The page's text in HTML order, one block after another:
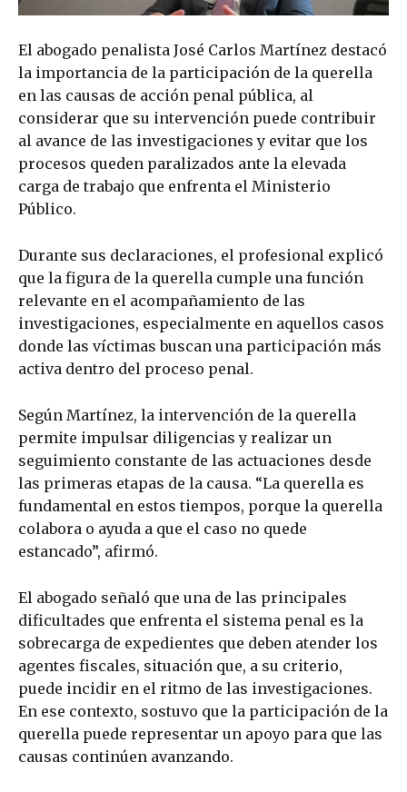
El abogado penalista José Carlos Martínez destacó
la importancia de la participación de la querella
en las causas de acción penal pública, al
considerar que su intervención puede contribuir
al avance de las investigaciones y evitar que los
procesos queden paralizados ante la elevada
carga de trabajo que enfrenta el Ministerio
Público.
Durante sus declaraciones, el profesional explicó
que la figura de la querella cumple una función
relevante en el acompañamiento de las
investigaciones, especialmente en aquellos casos
donde las víctimas buscan una participación más
activa dentro del proceso penal.
Según Martínez, la intervención de la querella
permite impulsar diligencias y realizar un
seguimiento constante de las actuaciones desde
las primeras etapas de la causa. “La querella es
fundamental en estos tiempos, porque la querella
colabora o ayuda a que el caso no quede
estancado”, afirmó.
El abogado señaló que una de las principales
dificultades que enfrenta el sistema penal es la
sobrecarga de expedientes que deben atender los
agentes fiscales, situación que, a su criterio,
puede incidir en el ritmo de las investigaciones.
En ese contexto, sostuvo que la participación de la
querella puede representar un apoyo para que las
causas continúen avanzando.